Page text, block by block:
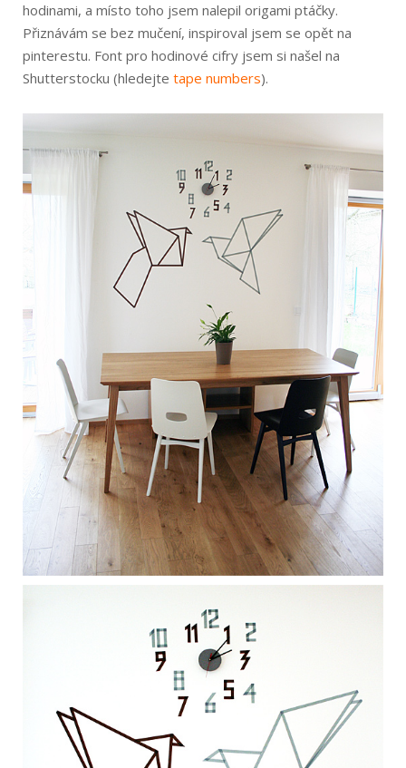
hodinami, a místo toho jsem nalepil origami ptáčky.
Přiznávám se bez mučení, inspiroval jsem se opět na
pinterestu. Font pro hodinové cifry jsem si našel na
Shutterstocku (hledejte tape numbers).